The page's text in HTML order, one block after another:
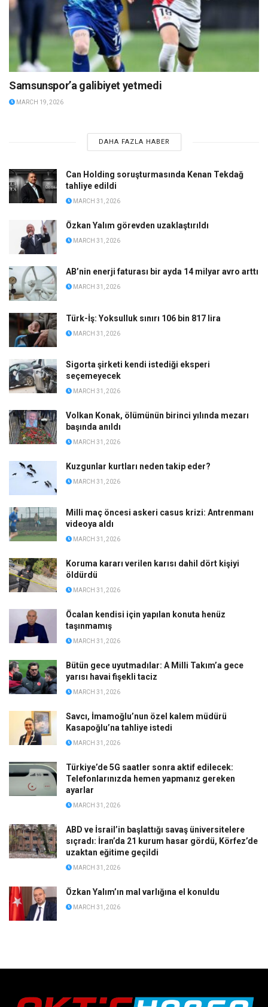
Samsunspor’a galibiyet yetmedi
MARCH 19, 2026
DAHA FAZLA HABER
Can Holding soruşturmasında Kenan Tekdağ
tahliye edildi
MARCH 31, 2026
Özkan Yalım görevden uzaklaştırıldı
MARCH 31, 2026
AB’nin enerji faturası bir ayda 14 milyar avro arttı
MARCH 31, 2026
Türk-İş: Yoksulluk sınırı 106 bin 817 lira
MARCH 31, 2026
Sigorta şirketi kendi istediği eksperi
seçemeyecek
MARCH 31, 2026
Volkan Konak, ölümünün birinci yılında mezarı
başında anıldı
MARCH 31, 2026
Kuzgunlar kurtları neden takip eder?
MARCH 31, 2026
Milli maç öncesi askeri casus krizi: Antrenmanı
videoya aldı
MARCH 31, 2026
Koruma kararı verilen karısı dahil dört kişiyi
öldürdü
MARCH 31, 2026
Öcalan kendisi için yapılan konuta henüz
taşınmamış
MARCH 31, 2026
Bütün gece uyutmadılar: A Milli Takım’a gece
yarısı havai fişekli taciz
MARCH 31, 2026
Savcı, İmamoğlu’nun özel kalem müdürü
Kasapoğlu’na tahliye istedi
MARCH 31, 2026
Türkiye’de 5G saatler sonra aktif edilecek:
Telefonlarınızda hemen yapmanız gereken
ayarlar
MARCH 31, 2026
ABD ve İsrail’in başlattığı savaş üniversitelere
sıçradı: İran’da 21 kurum hasar gördü, Körfez’de
uzaktan eğitime geçildi
MARCH 31, 2026
Özkan Yalım’ın mal varlığına el konuldu
MARCH 31, 2026